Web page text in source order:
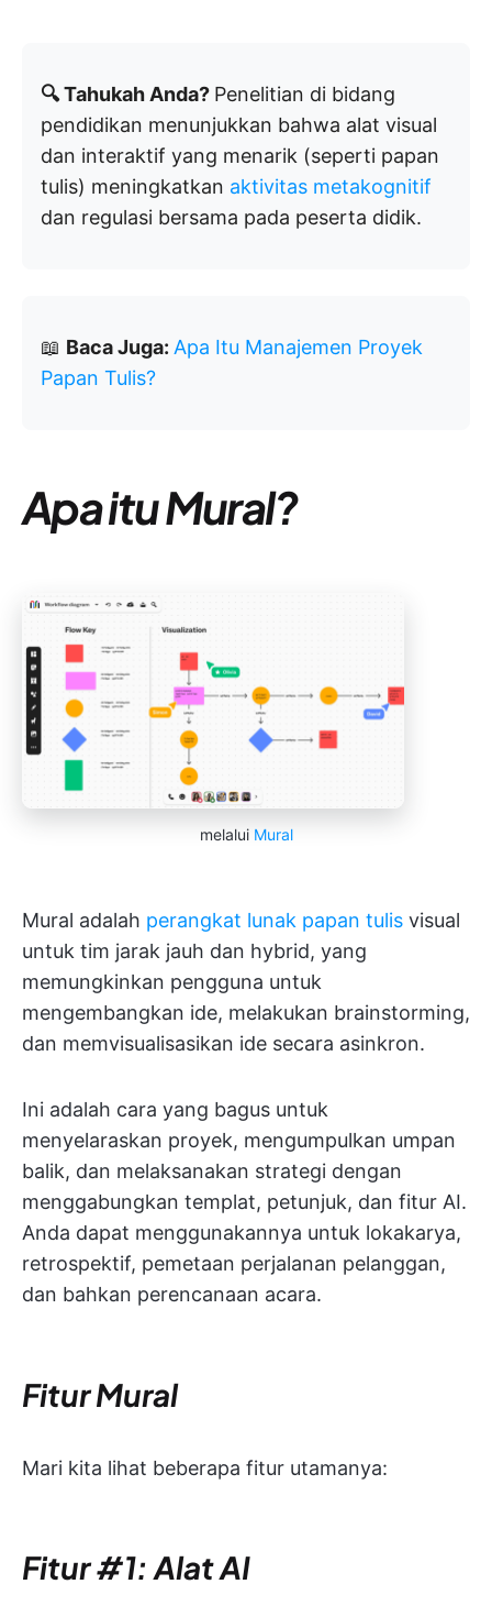
🔍 Tahukah Anda? Penelitian di bidang
pendidikan menunjukkan bahwa alat visual
dan interaktif yang menarik (seperti papan
tulis) meningkatkan aktivitas metakognitif
dan regulasi bersama pada peserta didik.
📖 Baca Juga: Apa Itu Manajemen Proyek
Papan Tulis?
Apa itu Mural?
melalui Mural
Mural adalah perangkat lunak papan tulis visual
untuk tim jarak jauh dan hybrid, yang
memungkinkan pengguna untuk
mengembangkan ide, melakukan brainstorming,
dan memvisualisasikan ide secara asinkron.
Ini adalah cara yang bagus untuk
menyelaraskan proyek, mengumpulkan umpan
balik, dan melaksanakan strategi dengan
menggabungkan templat, petunjuk, dan fitur AI.
Anda dapat menggunakannya untuk lokakarya,
retrospektif, pemetaan perjalanan pelanggan,
dan bahkan perencanaan acara.
Fitur Mural
Mari kita lihat beberapa fitur utamanya:
Fitur #1: Alat AI